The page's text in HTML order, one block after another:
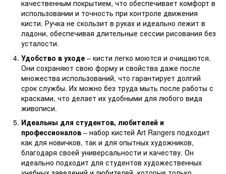
качественным покрытием, что обеспечивает комфорт в
использовании и точность при контроле движения
кисти. Ручка не скользит в руках и идеально лежит в
ладони, обеспечивая длительные сессии рисования без
усталости.
Удобство в уходе – кисти легко моются и очищаются.
Они сохраняют свою форму и свойства даже после
множества использований, что гарантирует долгий
срок службы. Их можно без труда мыть после работы с
красками, что делает их удобными для любого вида
живописи.
Идеальны для студентов, любителей и
профессионалов – набор кистей Art Rangers подходит
как для новичков, так и для опытных художников,
благодаря своей универсальности и качеству. Он
идеально подходит для студентов художественных